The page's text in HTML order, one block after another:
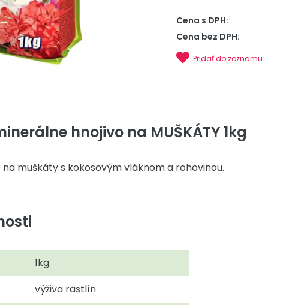
Cena s DPH:
Cena bez DPH:
Pridať do zoznamu
hnojivo na MUŠKÁTY 1kg
muškáty s kokosovým vláknom a rohovinou.
1kg
výživa rastlín